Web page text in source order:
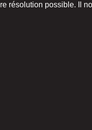
résolution possible. Il